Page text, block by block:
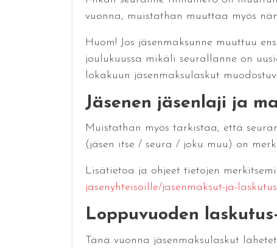
vuonna, muistathan muuttaa myös
Huom! Jos jäsenmaksunne muuttuu
joulukuussa mikäli seurallanne on
lokakuun jäsenmaksulaskut
Jäsenen jäsenlaji ja
Muistathan myös tarkistaa, että
(jäsen itse / seura / joku muu) on
Lisätietoa ja ohjeet tietojen
jasenyhteisoille/jasenmaksut-ja-
Loppuvuoden
Tänä vuonna jäsenmaksulaskut